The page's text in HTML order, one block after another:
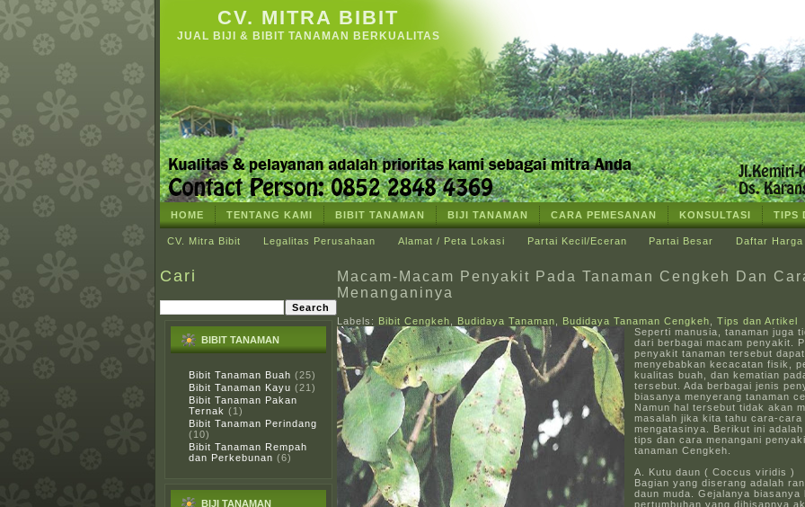
CV. MITRA BIBIT
JUAL BIJI & BIBIT TANAMAN BERKUALITAS
HOME TENTANG KAMI BIBIT TANAMAN BIJI TANAMAN CARA PEMESANAN KONSULTASI TIPS
CV. Mitra Bibit Legalitas Perusahaan Alamat / Peta Lokasi Partai Kecil/Eceran Partai Besar Daftar Harga
Cari
BIBIT TANAMAN
Bibit Tanaman Buah (25)
Bibit Tanaman Kayu (21)
Bibit Tanaman Pakan
Ternak (1)
Bibit Tanaman Perindang
(10)
Bibit Tanaman Rempah
dan Perkebunan (6)
BIJI TANAMAN
Macam-Macam Penyakit Pada Tanaman Cengkeh Dan
Menanganinya
Labels: Bibit Cengkeh Budidaya Tanaman Budidaya Tanaman Cengkeh
Tips dan Artikel
Seperti manusia, tanaman juga
dari berbagai macam penyakit.
penyakit tanaman tersebut dapat
menyebabkan kecacatan fisik,
kualitas buah, dan kematian
tersebut. Ada berbagai jenis
biasanya menyerang tanaman
Namun hal tersebut tidak akan
masalah jika kita tahu cara-cara
mengatasinya. Berikut ini adalah
tips dan cara menangani
tanaman Cengkeh.
A. Kutu daun ( Coccus viridis )
Bagian yang diserang adalah
daun muda. Gejalanya biasanya
pertumbuhan yang dihisapnya